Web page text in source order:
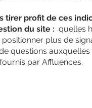
tirer profit de ces
du site : quelles
plus de
questions
par Affluences.